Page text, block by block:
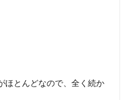
ほとんどなので、全く続か